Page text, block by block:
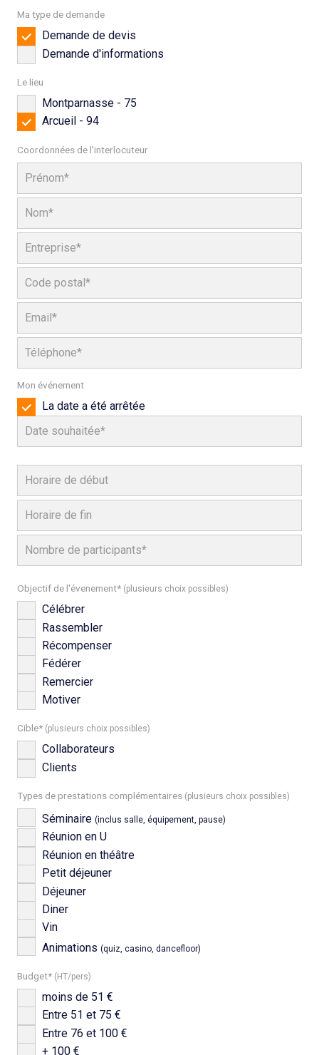
Ma type de demande
Demande de devis
Demande d'informations
Le lieu
Montparnasse - 75
Arcueil - 94
Coordonnées de l'interlocuteur
Mon événement
La date a été arrêtée
Objectif de l'évenement* (plusieurs choix possibles)
Célébrer
Rassembler
Récompenser
Fédérer
Remercier
Motiver
Cible* (plusieurs choix possibles)
Collaborateurs
Clients
Types de prestations complémentaires (plusieurs choix possibles)
Séminaire (inclus salle, équipement, pause)
Réunion en U
Réunion en théâtre
Petit déjeuner
Déjeuner
Diner
Vin
Animations (quiz, casino, dancefloor)
Budget* (HT/pers)
moins de 51 €
Entre 51 et 75 €
Entre 76 et 100 €
+ 100 €